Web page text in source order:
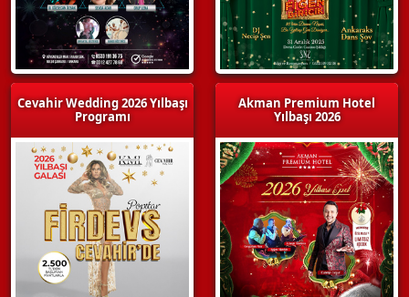
Cevahir Wedding 2026 Yılbaşı
Programı
Akman Premium Hotel
Yılbaşı 2026